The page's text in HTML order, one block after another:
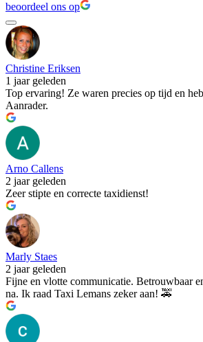
beoordeel ons op
Christine Eriksen
1 jaar geleden
Top ervaring! Ze waren precies op tijd en
Aanrader.
Arno Callens
2 jaar geleden
Zeer stipte en correcte taxidienst!
Marly Staes
2 jaar geleden
Fijne en vlotte communicatie. Betrouwbaar
na. Ik raad Taxi Lemans zeker aan! 🚕